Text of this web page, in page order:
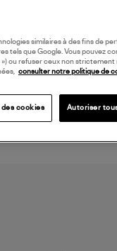
similaires à des fins de
tels que Google. Vous pouvez
») ou refuser ceux non
consulter notre politique de
des cookies Autoriser